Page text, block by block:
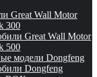
Great Wall Motor
300
Great Wall Motor
500
модели Dongfeng
Dongfeng